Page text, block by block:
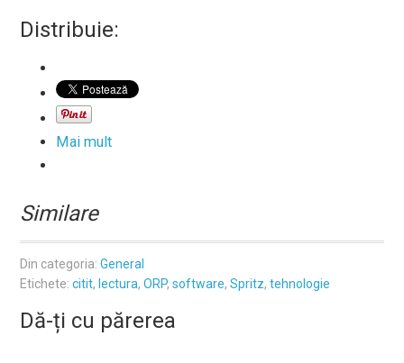
Distribuie:
Mai mult
Similare
Din categoria:General
Etichete:citit, lectura,ORP,software,Spritz,tehnologie
Dă-ți cu părerea